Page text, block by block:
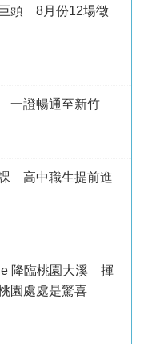
頭 8月份12場徵
一證暢通至新竹
高中職生提前進
降臨桃園大溪 揮
園處處是驚喜